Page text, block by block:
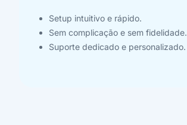
Setup intuitivo e rápido.
Sem complicação e sem fidelidade.
Suporte dedicado e personalizado.